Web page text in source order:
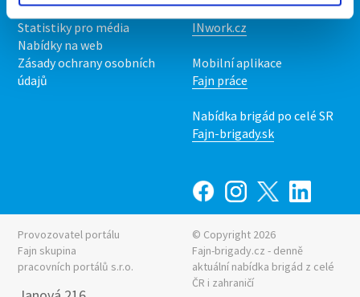
Upravit předvolby cookies
Statistiky pro média
Nabídky na web
Zásady ochrany osobních
údajů
Nabídka práce z celé ČR
INwork.cz
Mobilní aplikace
Fajn práce
Nabídka brigád po celé SR
Fajn-brigady.sk
Provozovatel portálu
Fajn skupina
pracovních portálů s.r.o.
© Copyright 2026
Fajn-brigady.cz - denně
aktuální nabídka brigád z celé
ČR i zahraničí